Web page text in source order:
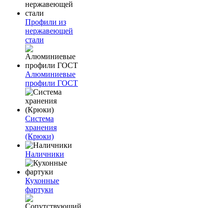
Профили из
нержавеющей
стали
Алюминиевые
профили ГОСТ
Система
хранения
(Крюки)
Наличники
Кухонные
фартуки